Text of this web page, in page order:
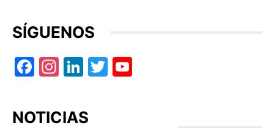
SÍGUENOS
Facebook
Instagram
LinkedIn
Twitter
NOTICIAS